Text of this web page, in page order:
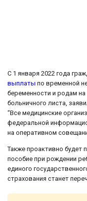
С 1 января 2022 года
выплаты по временной
беременности и родам
больничного листа,
“Все медицинские
федеральной
на оперативном
Также проактивно будет
пособие при рождении
единого
страхования станет